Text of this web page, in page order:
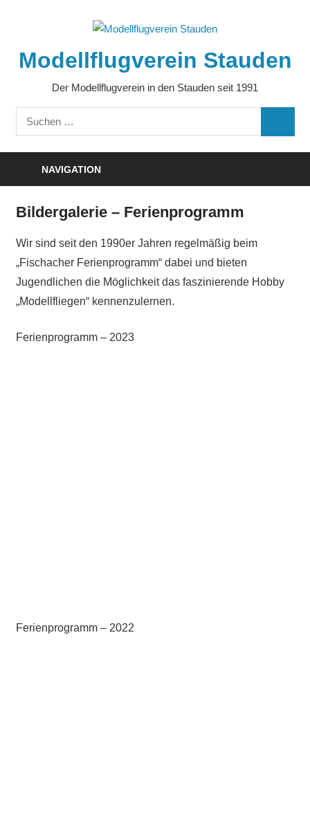
Modellflugverein Stauden
Der Modellflugverein in den Stauden seit 1991
Suchen
nach:
NAVIGATION
Bildergalerie – Ferienprogramm
Wir sind seit den 1990er Jahren regelmäßig beim
„Fischacher Ferienprogramm“ dabei und bieten
Jugendlichen die Möglichkeit das faszinierende Hobby
„Modellfliegen“ kennenzulernen.
Ferienprogramm – 2023
Ferienprogramm – 2022